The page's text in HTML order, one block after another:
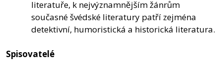
literatuře, k nejvýznamnějším žánrům
současné švédské literatury patří zejména
detektivní, humoristická a historická literatura.
Spisovatelé